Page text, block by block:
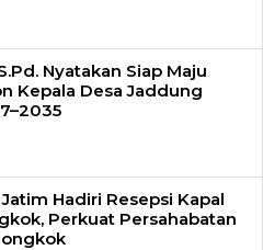
Nyatakan Siap Maju
Kepala Desa Jaddung
Hadiri Resepsi Kapal
Perkuat Persahabatan